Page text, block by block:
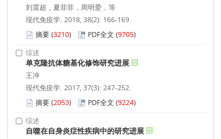
刘震超，夏菲菲，周明爱，等
现代免疫学. 2018, 38(2): 166-169.
摘要 (3210) PDF全文 (9705)
综述
单克隆抗体糖基化修饰研究进展
王冲
现代免疫学. 2017, 37(3): 247-252.
摘要 (2053) PDF全文 (9224)
综述
自噬在自身炎症性疾病中的研究进展